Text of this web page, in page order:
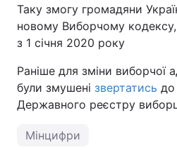
Таку змогу громадяни
новому Виборчому
з 1 січня 2020 року
Раніше для зміни виборчої
були змушені звертатись до
Державного реєстру
Мінцифри